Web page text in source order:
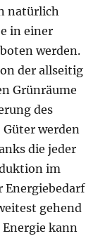
natürlich
in einer
werden.
der allseitig
Grünräume
des
Güter werden
die jeder
im
Energiebedarf
gehend
kann